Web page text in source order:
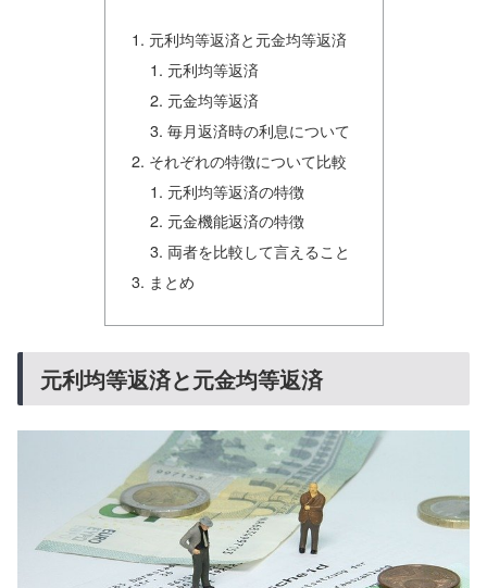
元利均等返済と元金均等返済
元利均等返済
元金均等返済
毎月返済時の利息について
それぞれの特徴について比較
元利均等返済の特徴
元金機能返済の特徴
両者を比較して言えること
まとめ
元利均等返済と元金均等返済